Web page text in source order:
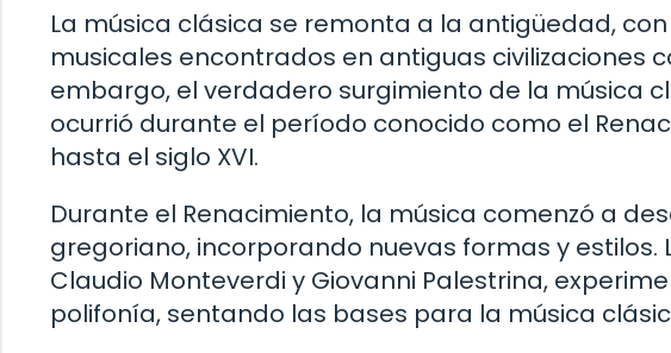
La música clásica se remonta a la antigüedad,
musicales encontrados en antiguas civilizaciones
embargo, el verdadero surgimiento de la música
ocurrió durante el período conocido como el
hasta el siglo XVI.
Durante el Renacimiento, la música comenzó a
gregoriano, incorporando nuevas formas y
Claudio Monteverdi y Giovanni Palestrina,
polifonía, sentando las bases para la música